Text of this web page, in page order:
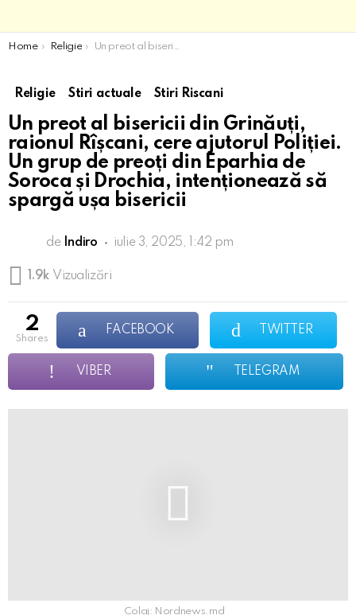
You are here:
Home Religie Un preot al bisericii din Grinăuți, raionul Rîșcani, cere ajutorul Poliției. Un grup de preoți din Eparhia de Soroca și Drochia, intenționează să spargă ușa bisericii
Religie Stiri actuale Stiri Riscani
Un preot al bisericii din Grinăuți,
raionul Rîșcani, cere ajutorul Poliției.
Un grup de preoți din Eparhia de
Soroca și Drochia, intenționează să
spargă ușa bisericii
de Indiro iulie 3, 2025, 1:42 pm
1.9k Vizualizări
2
shares
FACEBOOK TWITTER
VIBER TELEGRAM
Colaj: Nordnews.md